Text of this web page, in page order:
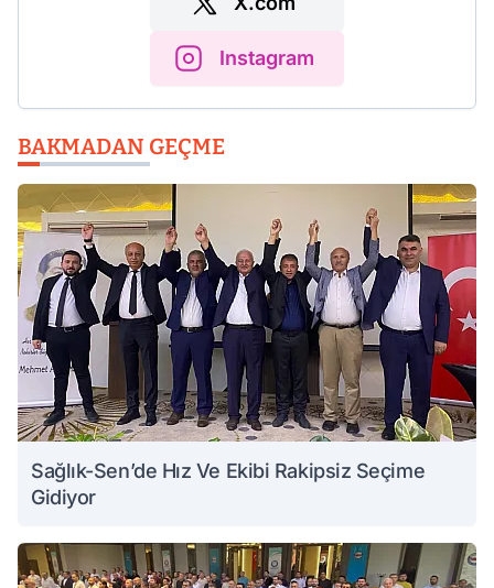
Instagram
BAKMADAN GEÇME
Sağlık-Sen’de Hız Ve Ekibi Rakipsiz Seçime
Gidiyor